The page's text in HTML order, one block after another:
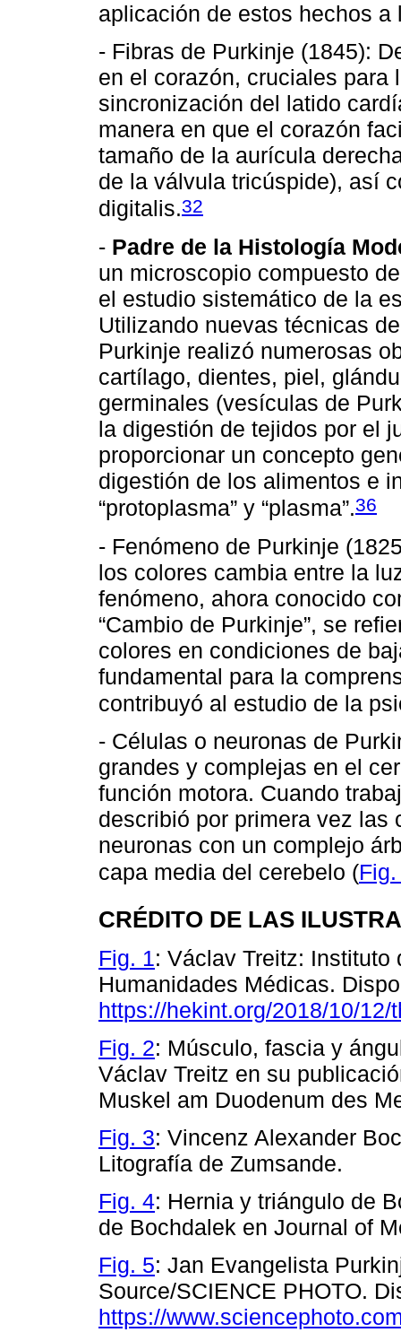
aplicación de estos hechos
- Fibras de Purkinje (1845):
en el corazón, cruciales para
sincronización del latido
manera en que el corazón
tamaño de la aurícula
de la válvula tricúspide), así
digitalis.32
- Padre de la Histología
un microscopio compuesto
el estudio sistemático de la
Utilizando nuevas técnicas
Purkinje realizó numerosas
cartílago, dientes, piel,
germinales (vesículas de
la digestión de tejidos por el
proporcionar un concepto
digestión de los alimentos e
“protoplasma” y “plasma”.36
- Fenómeno de Purkinje
los colores cambia entre la
fenómeno, ahora conocido
“Cambio de Purkinje”, se
colores en condiciones de
fundamental para la
contribuyó al estudio de la
- Células o neuronas de
grandes y complejas en el
función motora. Cuando
describió por primera vez las
neuronas con un complejo
capa media del cerebelo (
CRÉDITO DE LAS
Fig. 1: Václav Treitz:
Humanidades Médicas.
https://hekint.org/2018/10/
Fig. 2: Músculo, fascia y
Václav Treitz en su
Muskel am Duodenum des
Fig. 3: Vincenz Alexander
Litografía de Zumsande.
Fig. 4: Hernia y triángulo de
de Bochdalek en Journal of
Fig. 5: Jan Evangelista
Source/SCIENCE PHOTO.
https://